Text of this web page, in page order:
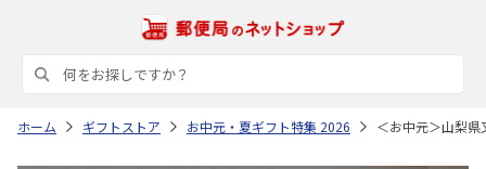
ホーム ギフトストア お中元・夏ギフト特集 2026 ＜お中元＞山梨